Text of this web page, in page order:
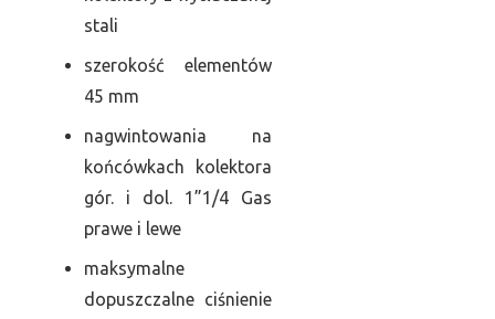
stali
szerokość elementów
45 mm
nagwintowania na
końcówkach kolektora
gór. i dol. 1”1/4 Gas
prawe i lewe
maksymalne
dopuszczalne ciśnienie